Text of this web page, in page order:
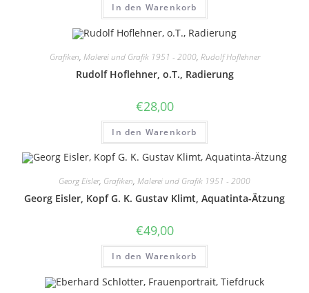
In den Warenkorb
Grafiken, Malerei und Grafik 1951 - 2000, Rudolf Hoflehner
Rudolf Hoflehner, o.T., Radierung
€28,00
In den Warenkorb
Georg Eisler, Grafiken, Malerei und Grafik 1951 - 2000
Georg Eisler, Kopf G. K. Gustav Klimt, Aquatinta-Ätzung
€49,00
In den Warenkorb